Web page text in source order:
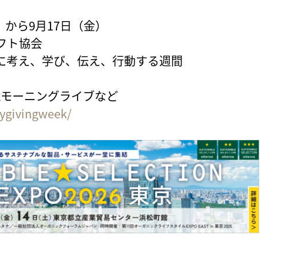
ら9月17日（金）
ト協会
考え、学び、伝え、行動する週間
ーニングライブなど